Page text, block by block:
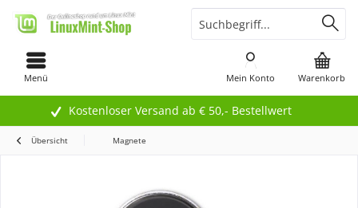
Kostenloser Versand ab € 50,- Bestellwert
Menü Warenkorb
Mein Konto
Übersicht Magnete